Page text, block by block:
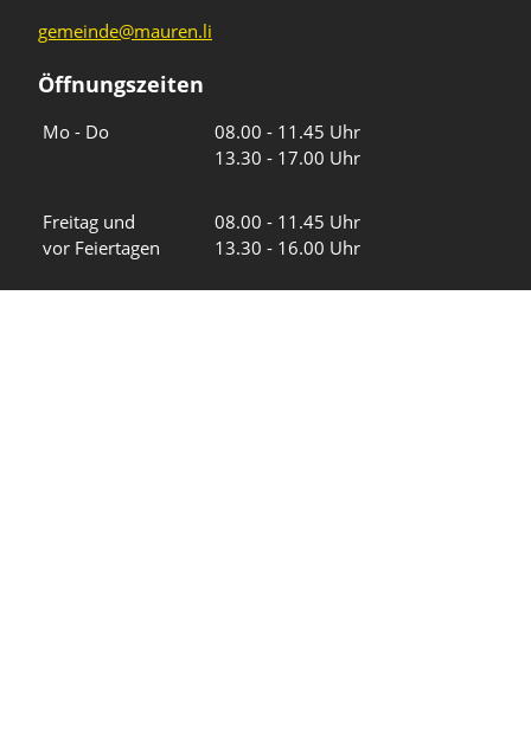
gemeinde@mauren.li
Öffnungszeiten
Mo - Do
08.00 - 11.45 Uhr
13.30 - 17.00 Uhr
Freitag und
vor Feiertagen
08.00 - 11.45 Uhr
13.30 - 16.00 Uhr